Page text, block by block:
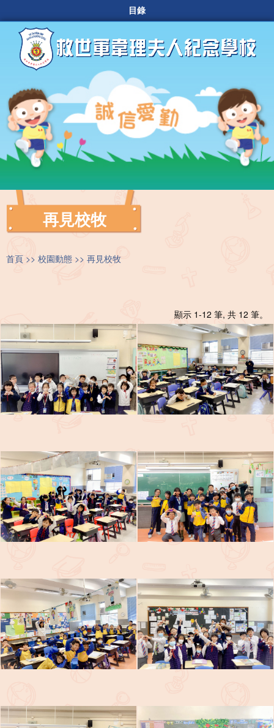
目錄
再見校牧
首頁 校園動態 再見校牧
顯示 1-12 筆, 共 12 筆。